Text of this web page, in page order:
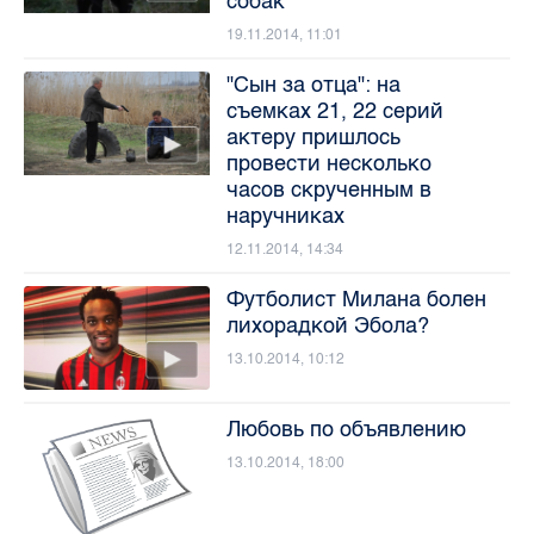
19.11.2014, 11:01
"Сын за отца": на
съемках 21, 22 серий
актеру пришлось
провести несколько
часов скрученным в
наручниках
12.11.2014, 14:34
Футболист Милана болен
лихорадкой Эбола?
13.10.2014, 10:12
Любовь по объявлению
13.10.2014, 18:00